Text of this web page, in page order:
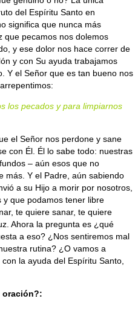
del Espíritu Santo en
significa que nunca más
que pecamos nos dolemos
y ese dolor nos hace correr de
y con Su ayuda trabajamos
Y el Señor que es tan bueno nos
los pecados y para limpiarnos
el Señor nos perdone y sane
con Él. Él lo sabe todo: nuestras
– aún esos que no
más. Y el Padre, aún sabiendo
a su Hijo a morir por nosotros,
y que podamos tener libre
te quiere sanar, te quiere
Ahora la pregunta es ¿qué
a eso? ¿Nos sentiremos mal
rutina? ¿O vamos a
la ayuda del Espíritu Santo,
oración?: